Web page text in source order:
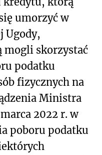
umorzyć w
Ugody,
mogli skorzystać
podatku
fizycznych na
Ministra
2022 r. w
poboru podatku